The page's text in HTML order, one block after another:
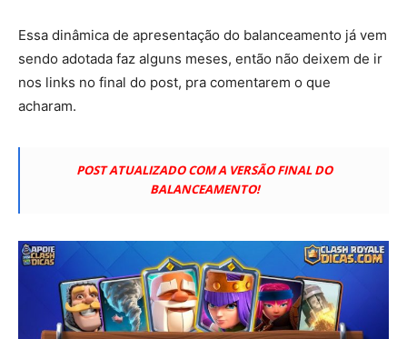
Essa dinâmica de apresentação do balanceamento já vem
sendo adotada faz alguns meses, então não deixem de ir
nos links no final do post, pra comentarem o que
acharam.
POST ATUALIZADO COM A VERSÃO FINAL DO
BALANCEAMENTO!